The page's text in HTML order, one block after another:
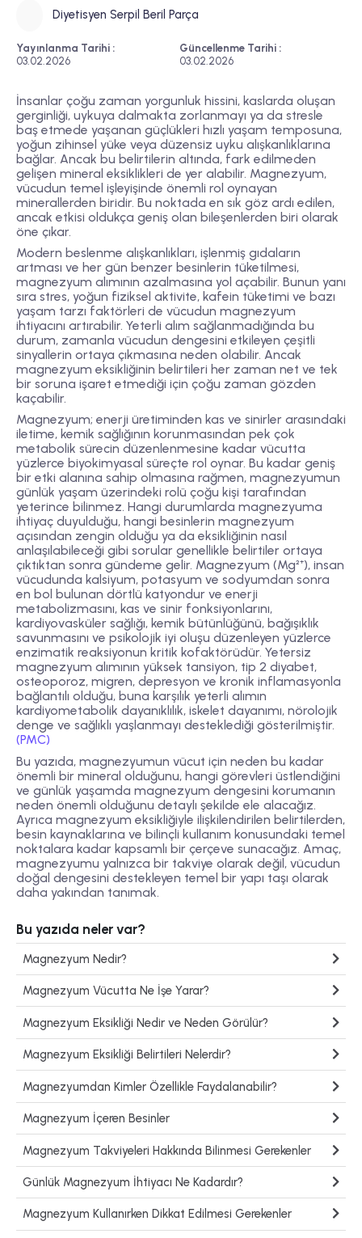
Diyetisyen Serpil Beril Parça
Yayınlanma Tarihi :
03.02.2026
Güncellenme Tarihi :
03.02.2026
İnsanlar çoğu zaman yorgunluk hissini, kaslarda oluşan
gerginliği, uykuya dalmakta zorlanmayı ya da stresle
baş etmede yaşanan güçlükleri hızlı yaşam temposuna,
yoğun zihinsel yüke veya düzensiz uyku alışkanlıklarına
bağlar. Ancak bu belirtilerin altında, fark edilmeden
gelişen mineral eksiklikleri de yer alabilir. Magnezyum,
vücudun temel işleyişinde önemli rol oynayan
minerallerden biridir. Bu noktada en sık göz ardı edilen,
ancak etkisi oldukça geniş olan bileşenlerden biri olarak
öne çıkar.
Modern beslenme alışkanlıkları, işlenmiş gıdaların
artması ve her gün benzer besinlerin tüketilmesi,
magnezyum alımının azalmasına yol açabilir. Bunun yanı
sıra stres, yoğun fiziksel aktivite, kafein tüketimi ve bazı
yaşam tarzı faktörleri de vücudun magnezyum
ihtiyacını artırabilir. Yeterli alım sağlanmadığında bu
durum, zamanla vücudun dengesini etkileyen çeşitli
sinyallerin ortaya çıkmasına neden olabilir. Ancak
magnezyum eksikliğinin belirtileri her zaman net ve tek
bir soruna işaret etmediği için çoğu zaman gözden
kaçabilir.
Magnezyum; enerji üretiminden kas ve sinirler arasındaki
iletime, kemik sağlığının korunmasından pek çok
metabolik sürecin düzenlenmesine kadar vücutta
yüzlerce biyokimyasal süreçte rol oynar. Bu kadar geniş
bir etki alanına sahip olmasına rağmen, magnezyumun
günlük yaşam üzerindeki rolü çoğu kişi tarafından
yeterince bilinmez. Hangi durumlarda magnezyuma
ihtiyaç duyulduğu, hangi besinlerin magnezyum
açısından zengin olduğu ya da eksikliğinin nasıl
anlaşılabileceği gibi sorular genellikle belirtiler ortaya
çıktıktan sonra gündeme gelir. Magnezyum (Mg²⁺), insan
vücudunda kalsiyum, potasyum ve sodyumdan sonra
en bol bulunan dörtlü katyondur ve enerji
metabolizmasını, kas ve sinir fonksiyonlarını,
kardiyovasküler sağlığı, kemik bütünlüğünü, bağışıklık
savunmasını ve psikolojik iyi oluşu düzenleyen yüzlerce
enzimatik reaksiyonun kritik kofaktörüdür. Yetersiz
magnezyum alımının yüksek tansiyon, tip 2 diyabet,
osteoporoz, migren, depresyon ve kronik inflamasyonla
bağlantılı olduğu, buna karşılık yeterli alımın
kardiyometabolik dayanıklılık, iskelet dayanımı, nörolojik
denge ve sağlıklı yaşlanmayı desteklediği gösterilmiştir.
(PMC)
Bu yazıda, magnezyumun vücut için neden bu kadar
önemli bir mineral olduğunu, hangi görevleri üstlendiğini
ve günlük yaşamda magnezyum dengesini korumanın
neden önemli olduğunu detaylı şekilde ele alacağız.
Ayrıca magnezyum eksikliğiyle ilişkilendirilen belirtilerden,
besin kaynaklarına ve bilinçli kullanım konusundaki temel
noktalara kadar kapsamlı bir çerçeve sunacağız. Amaç,
magnezyumu yalnızca bir takviye olarak değil, vücudun
doğal dengesini destekleyen temel bir yapı taşı olarak
daha yakından tanımak.
Bu yazıda neler var?
Magnezyum Nedir?
Magnezyum Vücutta Ne İşe Yarar?
Magnezyum Eksikliği Nedir ve Neden Görülür?
Magnezyum Eksikliği Belirtileri Nelerdir?
Magnezyumdan Kimler Özellikle Faydalanabilir?
Magnezyum İçeren Besinler
Magnezyum Takviyeleri Hakkında Bilinmesi Gerekenler
Günlük Magnezyum İhtiyacı Ne Kadardır?
Magnezyum Kullanırken Dikkat Edilmesi Gerekenler